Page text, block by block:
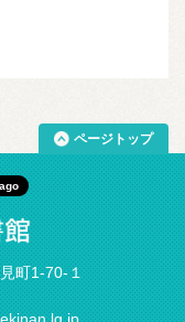
ページトップ
町1-70-１